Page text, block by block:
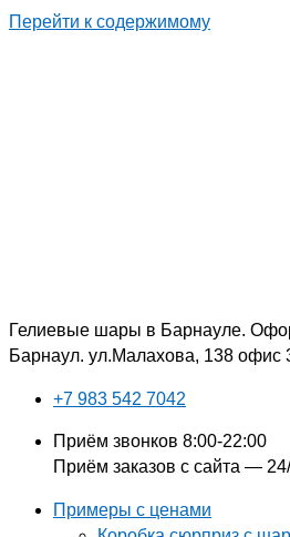
Перейти к содержимому
Гелиевые шары в Барнауле.
Барнаул. ул.Малахова, 138 офис
+7 983 542 7042
Приём звонков 8:00-22:00
Приём заказов с сайта —
Примеры с ценами